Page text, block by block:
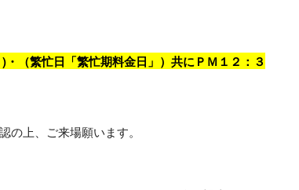
)・（繁忙日「繁忙期料金日」）共にＰＭ１２：３
の上、ご来場願います。